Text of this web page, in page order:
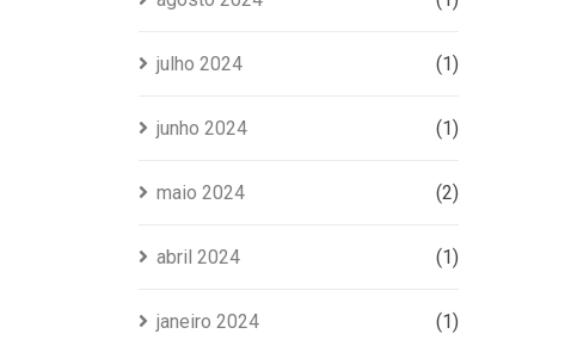
julho 2024 (1)
junho 2024 (1)
maio 2024 (2)
abril 2024 (1)
janeiro 2024 (1)